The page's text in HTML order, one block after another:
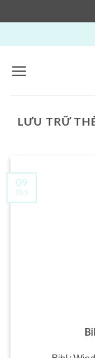
qua
nội
LƯU TRỮ
09
Th5